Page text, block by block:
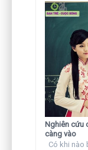
Nghiên cứu
càng vào
Có khi nào